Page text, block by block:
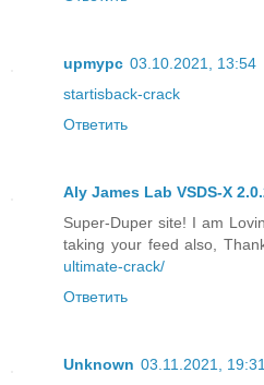
upmypc 03.10.2021, 13:54
startisback-crack
Ответить
Aly James Lab VSDS-X
Super-Duper site! I am
taking your feed also,
ultimate-crack/
Ответить
Unknown 03.11.2021, 19:31